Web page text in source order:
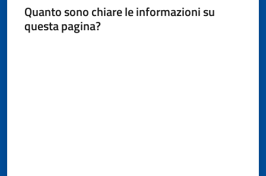
Quanto sono chiare le informazioni su
questa pagina?